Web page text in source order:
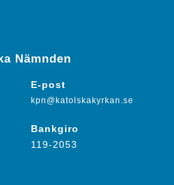
Nämnden
E-post
kpn@katolskakyrkan.se
Bankgiro
119-2053